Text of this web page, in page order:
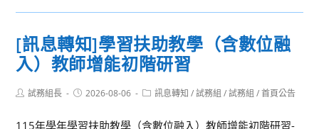
暑
期
成
果
享
展
會
相
訊
轉
財
團
人
[訊息轉知]學習扶助教學（含數位融
入）教師增能初階研習
Post試務組長
Post2026-08-06
Post訊息轉知 / 試務組 / 試務組 / 首頁公告
115年學年學習扶助教學（含數位融入）教師增能初階研習-